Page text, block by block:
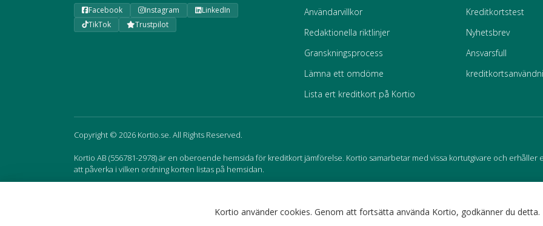
Kortio använder cookies. Genom att fortsätta använda Kortio, godkänner du detta.
Facebook Instagram
LinkedIn
TikTok
Trustpilot
Användarvillkor
Redaktionella riktlinjer
Granskningsprocess
Lämna ett omdöme
Lista ert kreditkort på Kortio
Kreditkortstest
Nyhetsbrev
Ansvarsfull
Copyright © 2026 Kortio.se. All Rights Reserved.
Kortio AB (556781-2978) är en oberoende hemsida för kreditkort jämförelse. Kortio samarbetar med vissa kortutgivare och erhåller
att påverka i vilken ordning korten listas på hemsidan.